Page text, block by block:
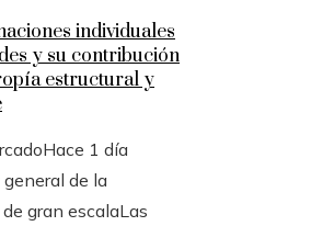
individuales
y su contribución
estructural y
Hace 1 día
de la
gran escalaLas